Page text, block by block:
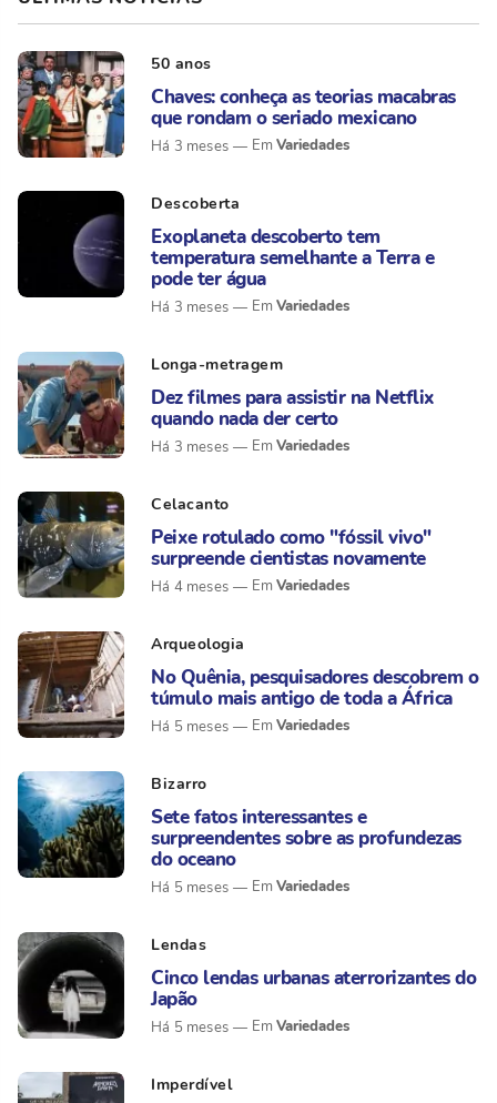
50 anos
Chaves: conheça as teorias macabras
que rondam o seriado mexicano
Há 3 meses Variedades
Descoberta
Exoplaneta descoberto tem
temperatura semelhante a Terra e
pode ter água
Há 3 meses Variedades
Longa-metragem
Dez filmes para assistir na Netflix
quando nada der certo
Há 3 meses Variedades
Celacanto
Peixe rotulado como "fóssil vivo"
surpreende cientistas novamente
Há 4 meses Variedades
Arqueologia
No Quênia, pesquisadores descobrem o
túmulo mais antigo de toda a África
Há 5 meses Variedades
Bizarro
Sete fatos interessantes e
surpreendentes sobre as profundezas
do oceano
Há 5 meses Variedades
Lendas
Cinco lendas urbanas aterrorizantes do
Japão
Há 5 meses Variedades
Imperdível